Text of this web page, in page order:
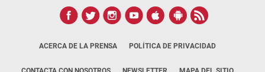
ACERCA DE LA PRENSA POLÍTICA DE PRIVACIDAD